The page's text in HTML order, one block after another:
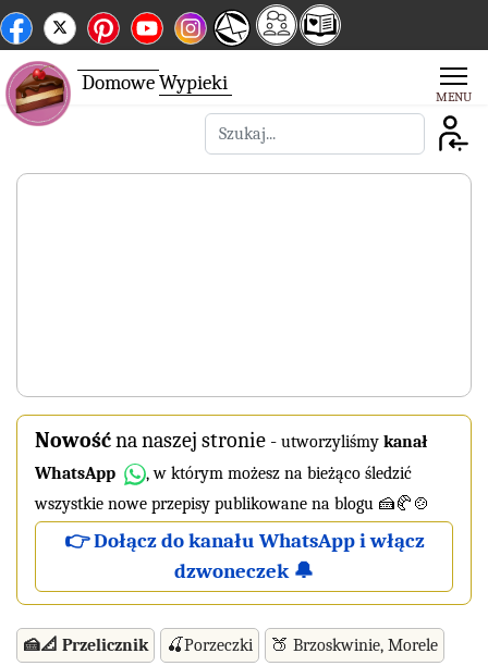
DomoweWypieki
Szukaj
Nowośćna naszej stronie - utworzyliśmy kanał
WhatsApp
, w którym możesz na bieżąco śledzić
wszystkie nowe przepisy publikowane na blogu 🍰🥐🍲
👉 Dołącz do kanału WhatsApp i włącz
dzwoneczek 🔔
🍰📐 Przelicznik 🍒Porzeczki 🍑 Brzoskwinie, Morele